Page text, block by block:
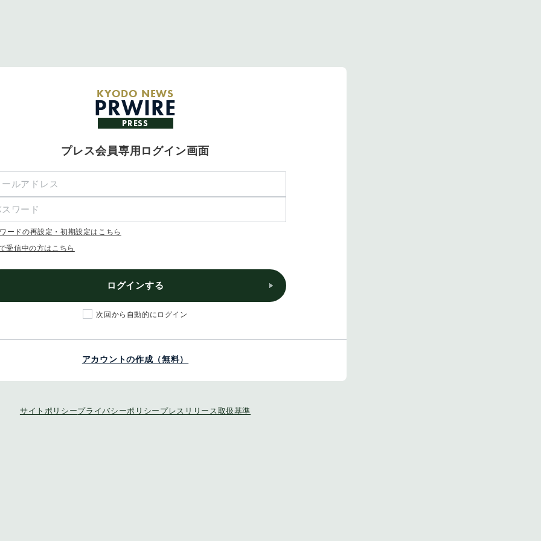
KYODO NEWS
PRWIRE
PRESS
プレス会員専用ログイン画面
ードの再設定・初期設定はこちら
受信中の方はこちら
ログインする
次回から自動的にログイン
アカウントの作成（無料）
サイトポリシープライバシーポリシー プレスリリース取扱基準